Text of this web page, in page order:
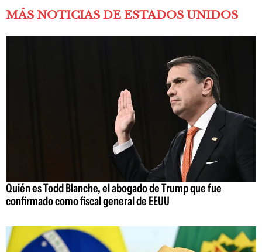
MÁS NOTICIAS DE ESTADOS UNIDOS
Quién es Todd Blanche, el abogado de Trump que fue
confirmado como fiscal general de EEUU